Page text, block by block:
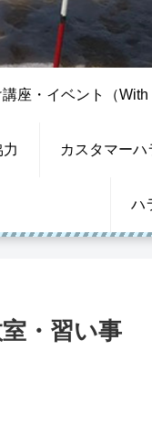
座・イベント（
カスタマー
ハ
・習い事